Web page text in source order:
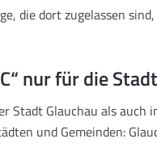
die dort zugelassen
nur für die
Stadt Glauchau als auch
und Gemeinden: